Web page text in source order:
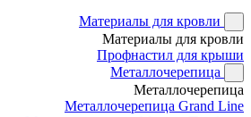
Материалы для кровли
Материалы для кровли
Профнастил для крыши
Металлочерепица
Металлочерепица
Металлочерепица Grand Line